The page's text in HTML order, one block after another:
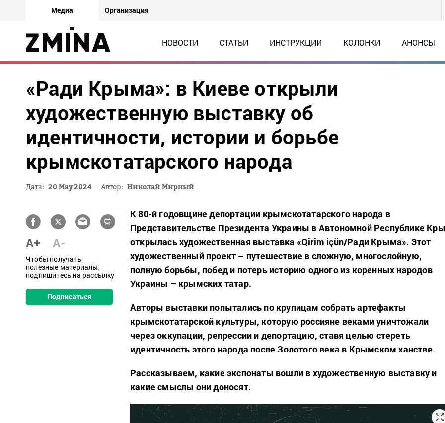
Медиа Организация
НОВОСТИ СТАТЬИ ИНСТРУКЦИИ КОЛОНКИ АНОНСЫ
«Ради Крыма»: в Киеве открыли
художественную выставку об
идентичности, истории и борьбе
крымскотатарского народа
Дата: 20 May 2024 Автор: Николай Мирный
A+ A-
Чтобы получать
полезные материалы,
подпишитесь на рассылку
Подписаться
К 80-й годовщине депортации крымскотатарского народа в
Представительстве Президента Украины в Автономной Республике
открылась художественная выставка «Qirim içün/Ради Крыма». Этот
художественный проект – путешествие в сложную, многослойную,
полную борьбы, побед и потерь историю одного из коренных народов
Украины – крымских татар.
Авторы выставки попытались по крупицам собрать артефакты
крымскотатарской культуры, которую россияне веками уничтожали
через оккупации, репрессии и депортацию, ставя целью стереть
идентичность этого народа после Золотого века в Крымском ханстве.
Рассказываем, какие экспонаты вошли в художественную выставку и
какие смыслы они доносят.